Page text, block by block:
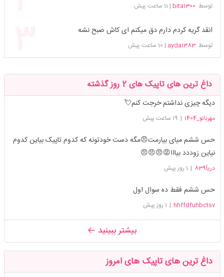
توسط bita1300
| 11 ساعت پیش
انقد گریه کردم دارم دق میکنم ای کاش صبح نشه
توسطayda1383
| 10 ساعت پیش
داغ ترین های تاپیک های 2 روز گذشته
دیگه چیزی نداشتم خرجت کنم💘
مهربانو_1404 | 19 ساعت پیش
حس ششم میای بیارمت😠مگه دست خودتونه که کدوم تاپیک بیاین کدوم
نیاین زوددد بیااا😡😠😠😠
دریآ839 | 1 روز پیش
حس ششم فقط ده سوال اول
hhffdfuhbctsv
| 1 روز پیش
بیشتر ببینید
داغ ترین های تاپیک های امروز